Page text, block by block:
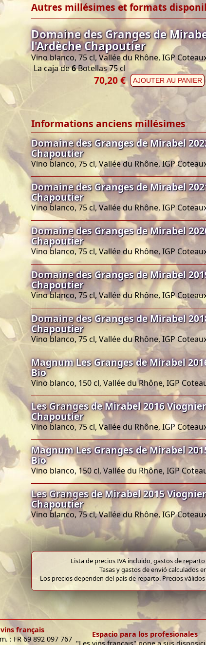
Autres millésimes et formats
Domaine des Granges de
l'Ardèche Chapoutier
Vino blanco, 75 cl, Vallée du Rhône, IGP
La caja de6Botellas 75 cl
70,20 € AJOUTER AU PANIER
Informations anciens millésimes
Domaine des Granges de Mirabel
Chapoutier
Vino blanco, 75 cl, Vallée du Rhône, IGP
Domaine des Granges de Mirabel
Chapoutier
Vino blanco, 75 cl, Vallée du Rhône, IGP
Domaine des Granges de Mirabel
Chapoutier
Vino blanco, 75 cl, Vallée du Rhône, IGP
Domaine des Granges de Mirabel
Chapoutier
Vino blanco, 75 cl, Vallée du Rhône, IGP
Domaine des Granges de Mirabel
Chapoutier
Vino blanco, 75 cl, Vallée du Rhône, IGP
Magnum Les Granges de Mirabel
Bio
Vino blanco, 150 cl, Vallée du Rhône, IGP
Les Granges de Mirabel 2016
Chapoutier
Vino blanco, 75 cl, Vallée du Rhône, IGP
Magnum Les Granges de Mirabel
Bio
Vino blanco, 150 cl, Vallée du Rhône, IGP
Les Granges de Mirabel 2015
Chapoutier
Vino blanco, 75 cl, Vallée du Rhône, IGP
Lista de precios IVA incluido, gastos de
Tasas y gastos de envió calculados
Los precios dependen del país de reparto. Precios
vins français
: FR 69 892 097 767
Espacio para los profesionales